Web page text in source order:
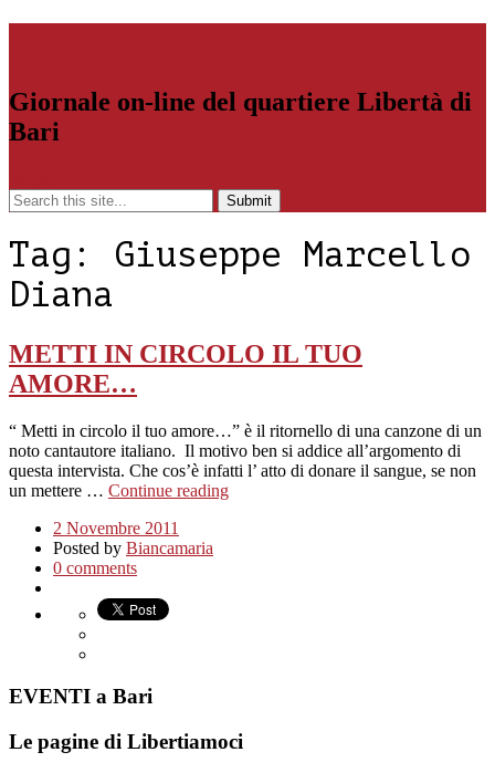
Giornale on-line del quartiere Libertà di
Bari
Tag: Giuseppe Marcello
Diana
METTI IN CIRCOLO IL TUO
AMORE…
“ Metti in circolo il tuo amore…” è il ritornello di una canzone di un
noto cantautore italiano. Il motivo ben si addice all’argomento di
questa intervista. Che cos’è infatti l’ atto di donare il sangue, se non
un mettere … Continue reading
2 Novembre 2011
Posted by Biancamaria
0 comments
EVENTI a Bari
Le pagine di Libertiamoci